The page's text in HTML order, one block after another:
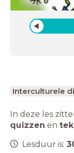
Interculturele
In deze les
quizzen en
Lesduur is: